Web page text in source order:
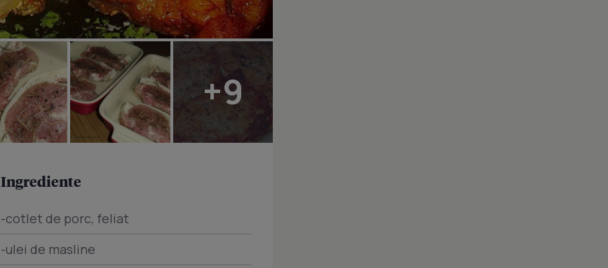
+9
Ingrediente
-cotlet de porc, feliat
-ulei de masline